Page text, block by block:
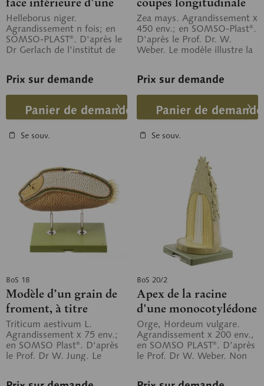
feuille d'hellébore
noire
Helleborus niger.
Agrandissement n fois; en
SOMSO-PLAST®. D'après le
Dr Gerlach de l’institut de
Prix sur demande
Panier de demande
Se souv.
et transversale
Zea mays. Agrandissement x
450 env.; en SOMSO-Plast®.
D'après le Prof. Dr. W.
Weber. Le modèle illustre la
Prix sur demande
Panier de demande
Se souv.
BoS 18
Modèle d’un grain de
froment, à titre
d’exemple d’une
caryopse.
Triticum aestivum L.
Agrandissement x 75 env.;
en SOMSO Plast®. D'après
le Prof. Dr W. Jung. Le
BoS 20/2
Apex de la racine
d'une monocotylédone
en coupes transversale
et longitudinale.
Orge, Hordeum vulgare.
Agrandissement x 200 env.,
en SOMSO PLAST®. D’après
le Prof. Dr W. Weber. Non